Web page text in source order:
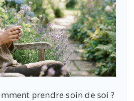
prendre soin de soi ?